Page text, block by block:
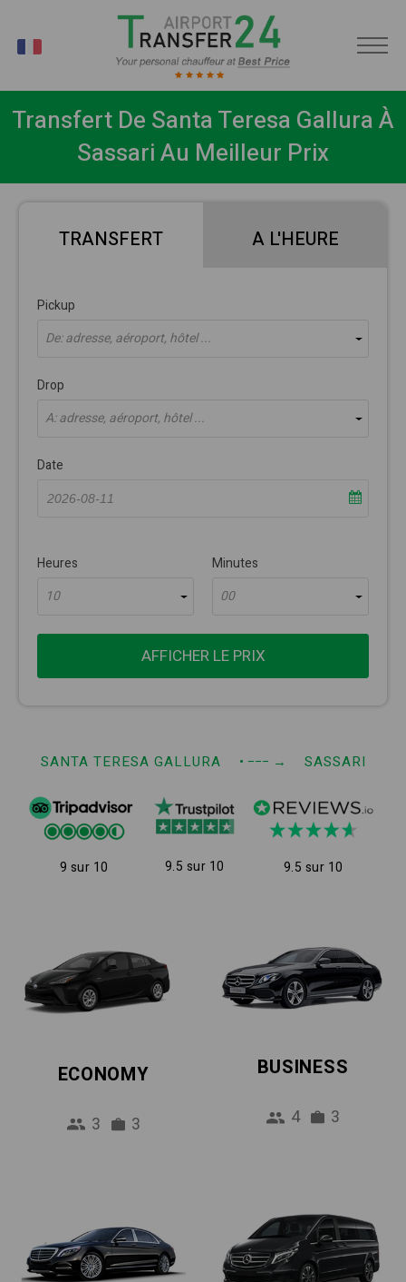
Transfert De Santa Teresa Gallura À
Sassari Au Meilleur Prix
TRANSFERT A L'HEURE
Pickup
De: adresse, aéroport, hôtel ...
Drop
À: adresse, aéroport, hôtel ...
Date
Heures
10
Minutes
00
AFFICHER LE PRIX
SANTA TERESA GALLURA • −−− → SASSARI
9 sur 10 9.5 sur 10 9.5 sur 10
ECONOMY
3 3
BUSINESS
4 3